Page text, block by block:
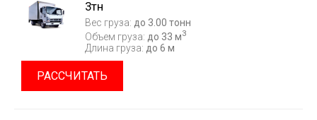
3тн
Вес груза: до 3.00 тонн
Объем груза: до 33 м3
Длина груза: до 6 м
РАССЧИТАТЬ